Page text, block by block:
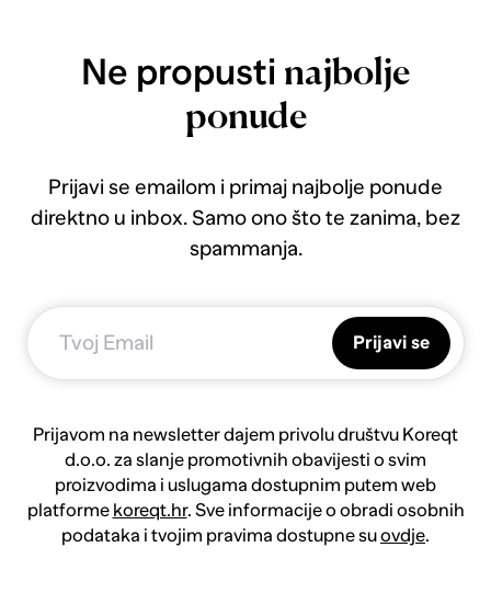
Ne propusti najbolje
ponude
Prijavi se emailom i primaj najbolje ponude
direktno u inbox. Samo ono što te zanima, bez
spammanja.
Prijavi se
Prijavom na newsletter dajem privolu društvu Koreqt
d.o.o. za slanje promotivnih obavijesti o svim
proizvodima i uslugama dostupnim putem web
platforme koreqt.hr. Sve informacije o obradi osobnih
podataka i tvojim pravima dostupne suovdje.